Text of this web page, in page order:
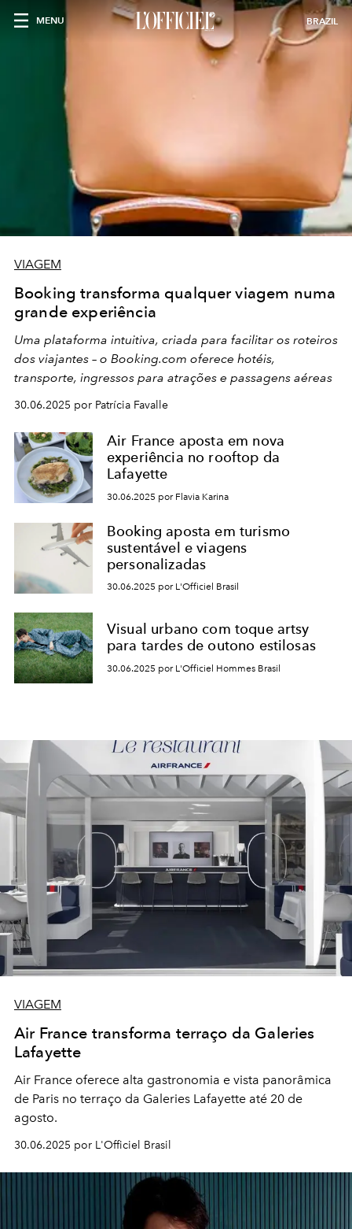
MENU BRAZIL
VIAGEM
Booking transforma qualquer viagem numa
grande experiência
Uma plataforma intuitiva, criada para facilitar os roteiros
dos viajantes – o Booking.com oferece hotéis,
transporte, ingressos para atrações e passagens aéreas
30.06.2025 por Patrícia Favalle
Air France aposta em nova
experiência no rooftop da
Lafayette
30.06.2025 por Flavia Karina
Booking aposta em turismo
sustentável e viagens
personalizadas
30.06.2025 por L'Officiel Brasil
Visual urbano com toque artsy
para tardes de outono estilosas
30.06.2025 por L'Officiel Hommes Brasil
VIAGEM
Air France transforma terraço da Galeries
Lafayette
Air France oferece alta gastronomia e vista panorâmica
de Paris no terraço da Galeries Lafayette até 20 de
agosto.
30.06.2025 por L'Officiel Brasil